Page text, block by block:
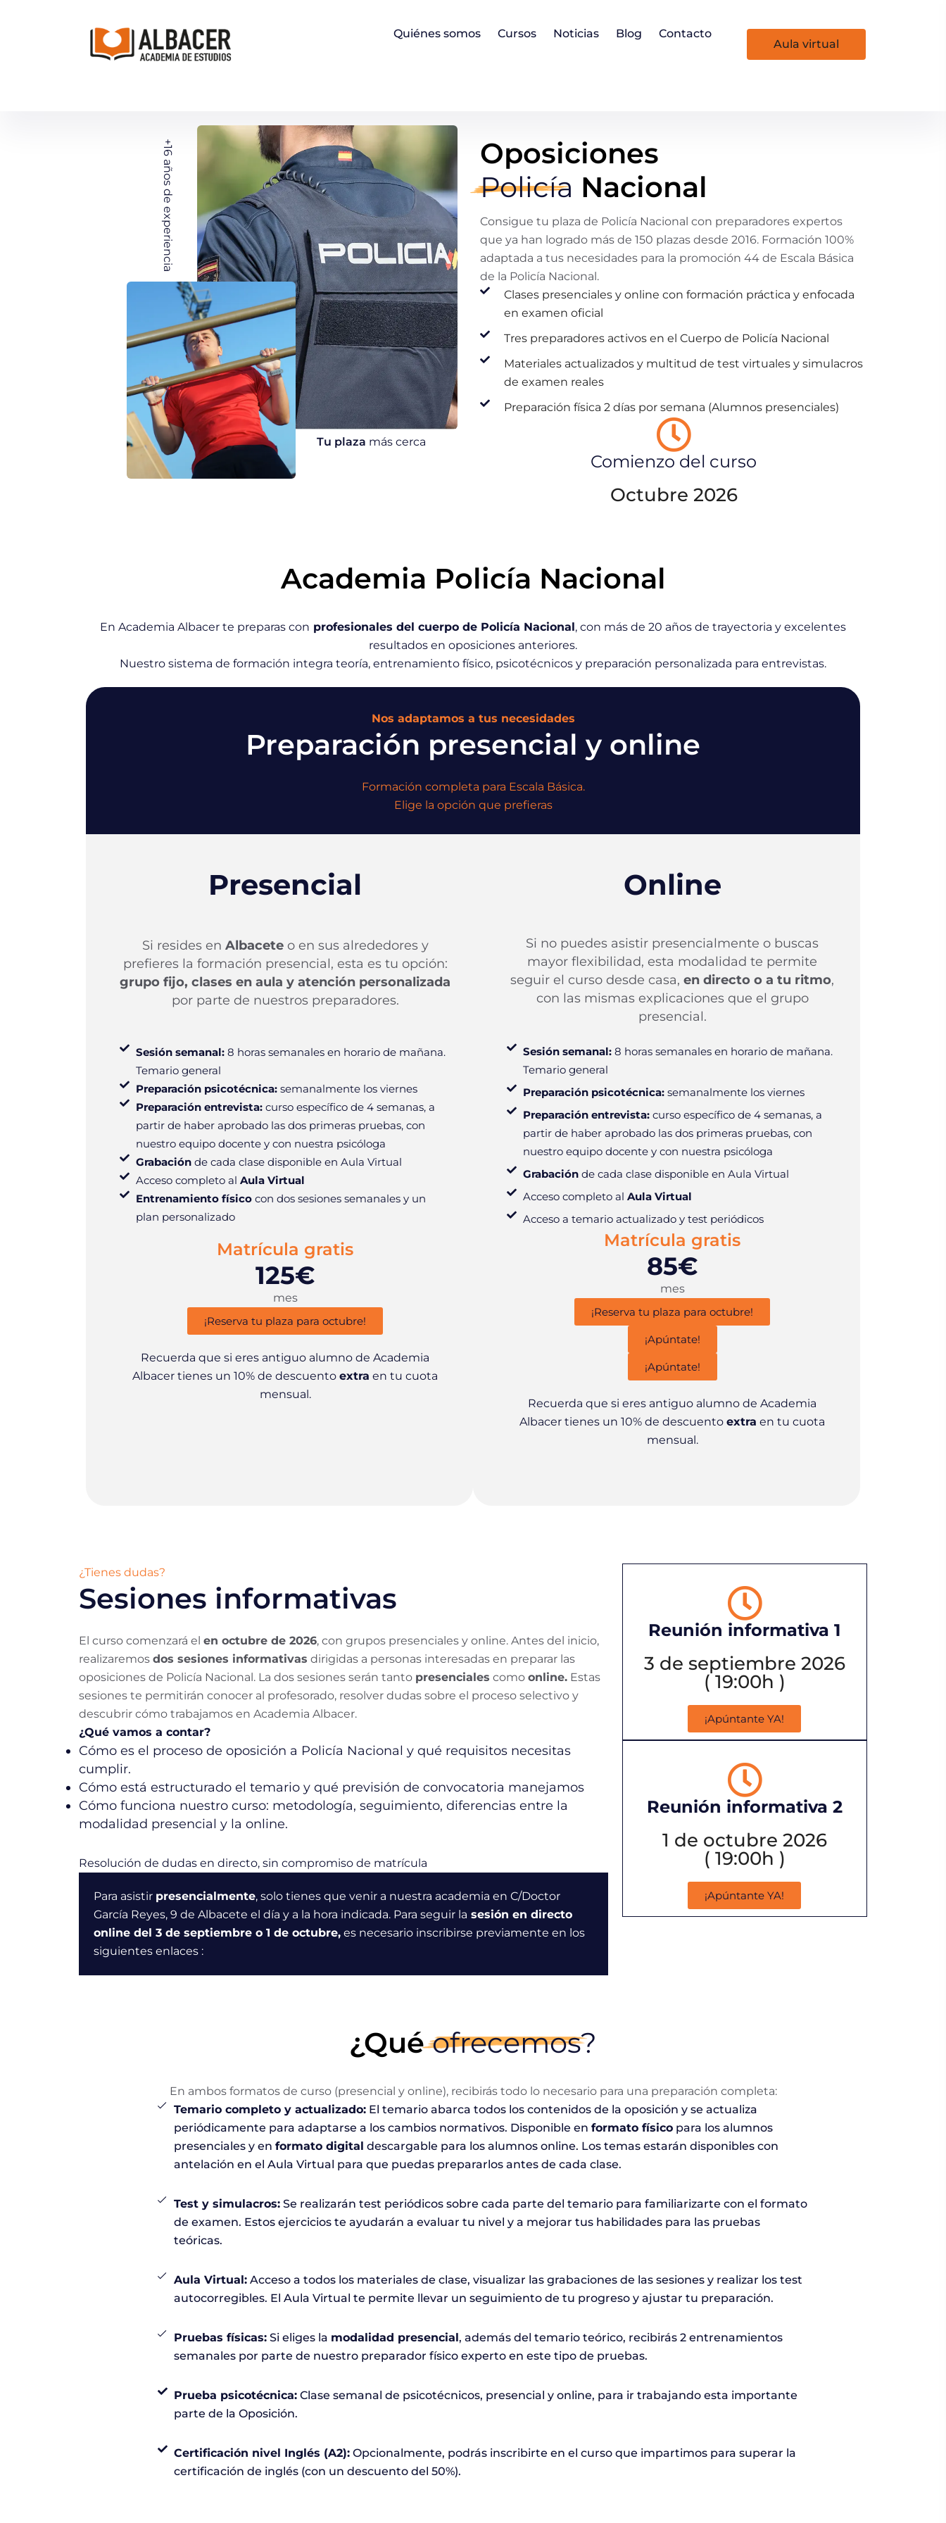
Quiénes somos Cursos Noticias Blog Contacto
aula virtual
+16
años de experiencia
Tu plaza más cerca
Oposiciones
Policía Nacional
Consigue tu plaza de Policía Nacional con preparadores expertos
que ya han logrado más de 150 plazas desde 2016. Formación 100%
adaptada a tus necesidades para la promoción 44 de Escala Básica
de la Policía Nacional.
Clases presenciales y online con formación práctica y enfocada
en examen oficial
Tres preparadores activos en el Cuerpo de Policía Nacional
Materiales actualizados y multitud de test virtuales y simulacros
de examen reales
Preparación física 2 días por semana (Alumnos presenciales)
Comienzo del curso
Octubre 2026
Academia Policía Nacional
En Academia Albacer te preparas con profesionales del cuerpo de Policía Nacional, con más de 20 años de trayectoria y excelentes
resultados en oposiciones anteriores.
Nuestro sistema de formación integra teoría, entrenamiento físico, psicotécnicos y preparación personalizada para entrevistas.
Nos adaptamos a tus necesidades
Preparación presencial y online
Formación completa para Escala Básica.
Elige la opción que prefieras
Presencial
Si resides en Albaceteo en sus alrededores y
prefieres la formación presencial, esta es tu opción:
grupo fijo, clases en aula y atención personalizada
por parte de nuestros preparadores.
Sesión semanal:8 horas semanales en horario de mañana.
Temario general
Preparación psicotécnica:semanalmente los viernes
Preparación entrevista:curso específico de 4 semanas, a
partir de haber aprobado las dos primeras pruebas, con
nuestro equipo docente y con nuestra psicóloga
Grabaciónde cada clase disponible en Aula Virtual
Acceso completo al Aula Virtual
Entrenamiento físico con dos sesiones semanales y un
plan personalizado
Matrícula gratis
125€
mes
¡Reserva tu plaza para octubre!
Recuerda que si eres antiguo alumno de Academia
Albacer tienes un 10% de descuento extra en tu cuota
mensual.
Online
Si no puedes asistir presencialmente o buscas
mayor flexibilidad, esta modalidad te permite
seguir el curso desde casa, en directo o a tu ritmo,
con las mismas explicaciones que el grupo
presencial.
Sesión semanal:8 horas semanales en horario de mañana.
Temario general
Preparación psicotécnica:semanalmente los viernes
Preparación entrevista:curso específico de 4 semanas, a
partir de haber aprobado las dos primeras pruebas, con
nuestro equipo docente y con nuestra psicóloga
Grabaciónde cada clase disponible en Aula Virtual
Acceso completo al Aula Virtual
Acceso a temario actualizado y test periódicos
Matrícula gratis
85€
mes
¡Reserva tu plaza para octubre!
¡Apúntate!
¡Apúntate!
Recuerda que si eres antiguo alumno de Academia
Albacer tienes un 10% de descuento extra en tu cuota
mensual.
¿Tienes dudas?
Sesiones informativas
El curso comenzará el en octubre de 2026, con grupos presenciales y online. Antes del inicio,
realizaremos dos sesiones informativas dirigidas a personas interesadas en preparar las
oposiciones de Policía Nacional. La dos sesiones serán tanto presenciales como online. Estas
sesiones te permitirán conocer al profesorado, resolver dudas sobre el proceso selectivo y
descubrir cómo trabajamos en Academia Albacer.
¿Qué vamos a contar?
Cómo es el proceso de oposición a Policía Nacional y qué requisitos necesitas
cumplir.
Cómo está estructurado el temario y qué previsión de convocatoria manejamos
Cómo funciona nuestro curso: metodología, seguimiento, diferencias entre la
modalidad presencial y la online.
Resolución de dudas en directo, sin compromiso de matrícula
Para asistir presencialmente, solo tienes que venir a nuestra academia en C/Doctor
García Reyes, 9 de Albacete el día y a la hora indicada. Para seguir la sesión en directo
online del 3 de septiembre o 1 de octubre, es necesario inscribirse previamente en los
siguientes enlaces :
Reunión informativa 1
3 de septiembre 2026
( 19:00h )
¡Apúntante YA!
Reunión informativa 2
1 de octubre 2026
( 19:00h )
¡Apúntante YA!
¿Quéofrecemos?
En ambos formatos de curso (presencial y online), recibirás todo lo necesario para una preparación completa:
Temario completo y actualizado:El temario abarca todos los contenidos de la oposición y se actualiza
periódicamente para adaptarse a los cambios normativos. Disponible en formato físicopara los alumnos
presenciales y en formato digital descargable para los alumnos online. Los temas estarán disponibles con
antelación en el Aula Virtual para que puedas prepararlos antes de cada clase.
Test y simulacros:Se realizarán test periódicos sobre cada parte del temario para familiarizarte con el formato
de examen. Estos ejercicios te ayudarán a evaluar tu nivel y a mejorar tus habilidades para las pruebas
teóricas.
Aula Virtual:Acceso a todos los materiales de clase, visualizar las grabaciones de las sesiones y realizar los test
autocorregibles. El Aula Virtual te permite llevar un seguimiento de tu progreso y ajustar tu preparación.
Pruebas físicas:Si eliges la modalidad presencial, además del temario teórico, recibirás 2 entrenamientos
semanales por parte de nuestro preparador físico experto en este tipo de pruebas.
Prueba psicotécnica:Clase semanal de psicotécnicos, presencial y online, para ir trabajando esta importante
parte de la Oposición.
Certificación nivel Inglés (A2):Opcionalmente, podrás inscribirte en el curso que impartimos para superar la
certificación de inglés (con un descuento del 50%).